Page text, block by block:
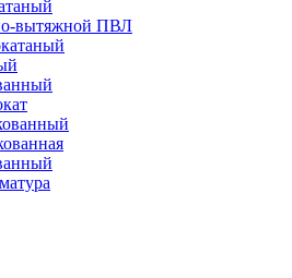
вытяжной ПВЛ